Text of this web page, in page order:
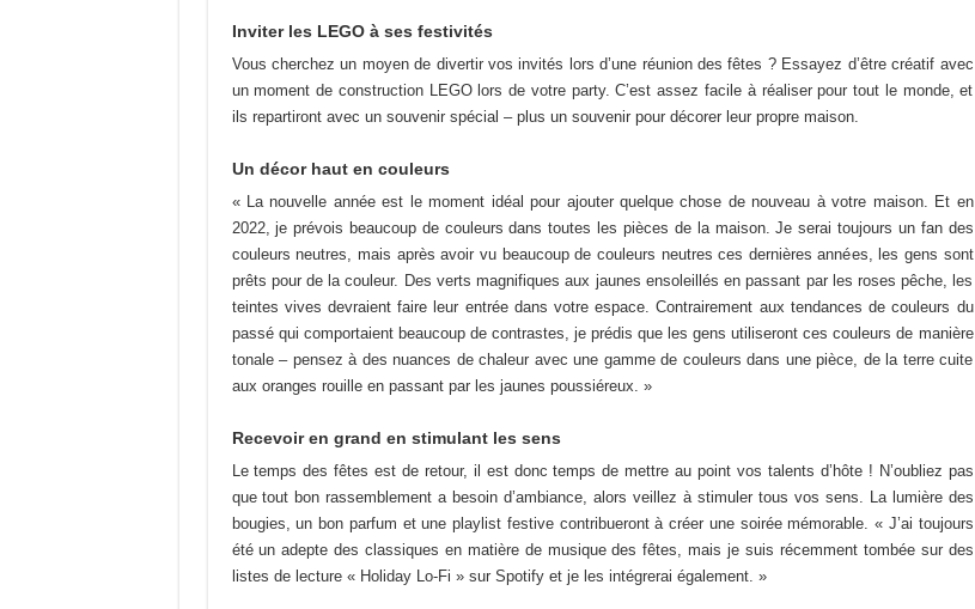
Inviter les LEGO à ses festivités
Vous cherchez un moyen de divertir vos invités lors d’une réunion des fêtes ? Essayez d’être créatif avec
un moment de construction LEGO lors de votre party. C’est assez facile à réaliser pour tout le monde, et
ils repartiront avec un souvenir spécial – plus un souvenir pour décorer leur propre maison.
Un décor haut en couleurs
« La nouvelle année est le moment idéal pour ajouter quelque chose de nouveau à votre maison. Et en
2022, je prévois beaucoup de couleurs dans toutes les pièces de la maison. Je serai toujours un fan des
couleurs neutres, mais après avoir vu beaucoup de couleurs neutres ces dernières années, les gens sont
prêts pour de la couleur. Des verts magnifiques aux jaunes ensoleillés en passant par les roses pêche, les
teintes vives devraient faire leur entrée dans votre espace. Contrairement aux tendances de couleurs du
passé qui comportaient beaucoup de contrastes, je prédis que les gens utiliseront ces couleurs de manière
tonale – pensez à des nuances de chaleur avec une gamme de couleurs dans une pièce, de la terre cuite
aux oranges rouille en passant par les jaunes poussiéreux. »
Recevoir en grand en stimulant les sens
Le temps des fêtes est de retour, il est donc temps de mettre au point vos talents d’hôte ! N’oubliez pas
que tout bon rassemblement a besoin d’ambiance, alors veillez à stimuler tous vos sens. La lumière des
bougies, un bon parfum et une playlist festive contribueront à créer une soirée mémorable. « J’ai toujours
été un adepte des classiques en matière de musique des fêtes, mais je suis récemment tombée sur des
listes de lecture « Holiday Lo-Fi » sur Spotify et je les intégrerai également. »